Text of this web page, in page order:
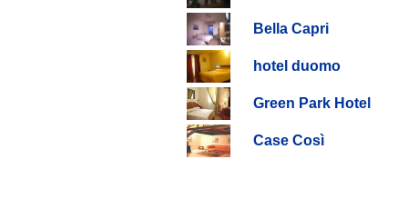
Bella Capri
hotel duomo
Green Park Hotel
Case Così